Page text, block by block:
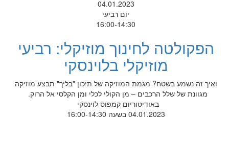
04.01.2023
יום רביעי
16:00-14:30
הפקולטה לחינוך מוזיקלי: רביעי
מוזיקלי בלוינסקי
ואיך זה נשמע בשטח? מגמת המוזיקה של תיכון "בליך" תבצע מוזיקה
מגוונת של שלל הרכבים – מן הקולי לכלי ומן הקלסי אל הרוק.
באודיטוריום קמפוס לוינסקי
04.01.2023 בשעה 16:00-14:30